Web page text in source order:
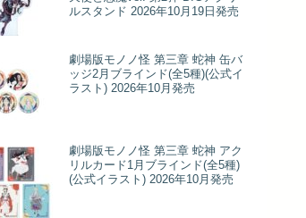
ルスタンド 2026年10月19日発売
劇場版モノノ怪 第三章 蛇神 缶バ
ッジ2月ブラインド(全5種)(公式イ
ラスト) 2026年10月発売
劇場版モノノ怪 第三章 蛇神 アク
リルカード1月ブラインド(全5種)
(公式イラスト) 2026年10月発売